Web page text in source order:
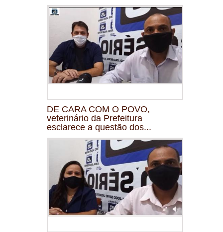
DE CARA COM O POVO,
veterinário da Prefeitura
esclarece a questão dos...